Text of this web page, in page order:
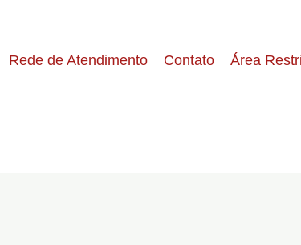
Rede de Atendimento Contato Área